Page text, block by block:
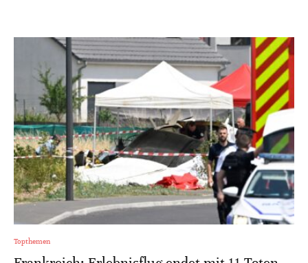
Topthemen